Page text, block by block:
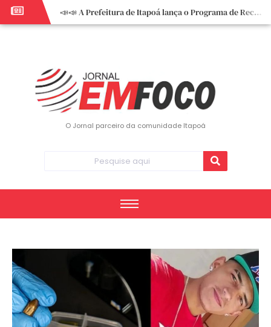
📣📣 A Prefeitura de Itapoá lança o Programa de Recuperação Fiscal (REFIS).
📢 Empreendedor do turismo, esta oportunidade é para você! Itapoá – SC.
O Jornal parceiro da comunidade Itapoá